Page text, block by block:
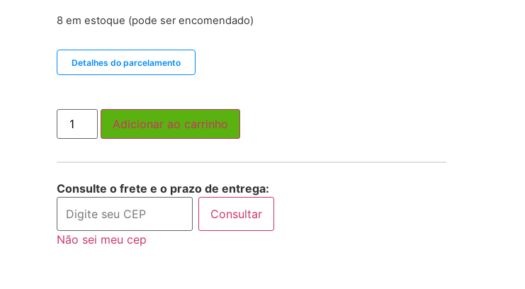
8 em estoque (pode ser encomendado)
Detalhes do parcelamento
Adicionar ao carrinho
Consulte o frete e o prazo de entrega:
Consultar
Não sei meu cep